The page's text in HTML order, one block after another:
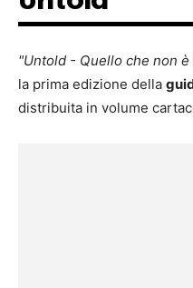
"Untold - Quello che non
la prima edizione della
distribuita in volume